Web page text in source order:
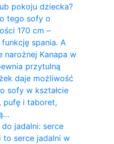
pokoju dziecka?
tego sofy o
170 cm –
spania. A
narożnej Kanapa w
przytulną
daje możliwość
sofy w kształcie
pufę i taboret,
do jadalni: serce
to serce jadalni w